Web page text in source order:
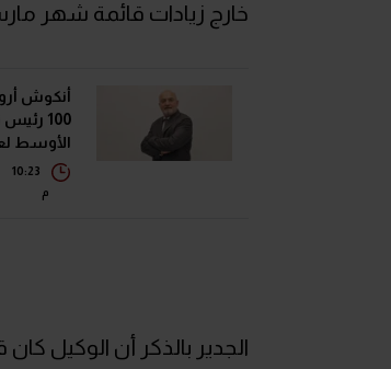
خارج زيادات قائمة شهر
أنكوش
100
فوربس
10:23
م